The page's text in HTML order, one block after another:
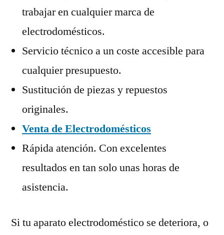
trabajar en cualquier marca de
electrodomésticos.
Servicio técnico a un coste accesible para
cualquier presupuesto.
Sustitución de piezas y repuestos
originales.
Venta de Electrodomésticos
Rápida atención. Con excelentes
resultados en tan solo unas horas de
asistencia.
Si tu aparato electrodoméstico se deteriora, o